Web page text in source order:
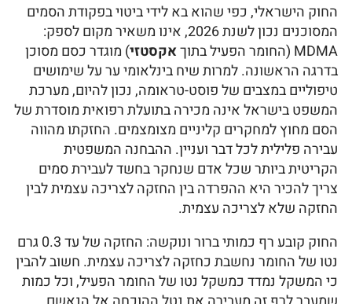
החוק הישראלי, כפי שהוא בא לידי ביטוי בפקודת הסמים
המסוכנים נכון לשנת 2026, אינו משאיר מקום לספק:
MDMA (החומר הפעיל בתוך
אקסטזי) מוגדר כסם מסוכן
בדרגה הראשונה. למרות שיח בינלאומי ער על שימושים
טיפוליים במצבים של פוסט-טראומה, נכון להיום, מערכת
המשפט בישראל אינה מכירה בתועלת רפואית מוסדרת של
הסם מחוץ למחקרים קליניים מצומצמים. החזקתו מהווה
עבירה פלילית לכל דבר ועניין. ההבחנה המשפטית
הקריטית ביותר שכל אדם שנחקר בחשד לעבירת סמים
צריך להכיר היא ההפרדה בין החזקה לצריכה עצמית לבין
החזקה שלא לצריכה עצמית.
החוק קובע רף כמותי ברור ונוקשה: החזקה של עד 0.3 גרם
נטו של החומר נחשבת כחזקה לצריכה עצמית. חשוב להבין
כי המשקל נמדד כמשקל נטו של החומר הפעיל, וכל כמות